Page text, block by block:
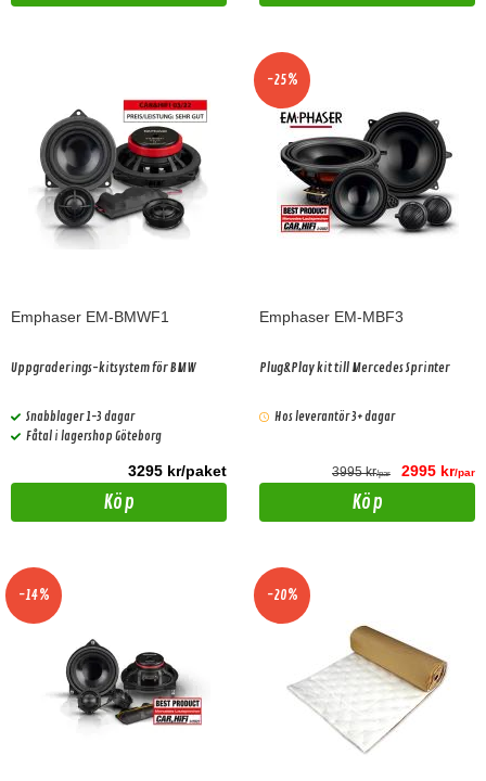
Emphaser EM-BMWF1
Uppgraderings-kitsystem för BMW
Snabblager 1-3 dagar
Fåtal i lagershop Göteborg
3295 kr/paket
Köp
-25%
Emphaser EM-MBF3
Plug&Play kit till Mercedes Sprinter
Hos leverantör 3+ dagar
3995 kr/par 2995 kr/par
Köp
-14% -20%